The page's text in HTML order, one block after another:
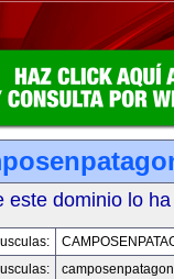
este dominio lo